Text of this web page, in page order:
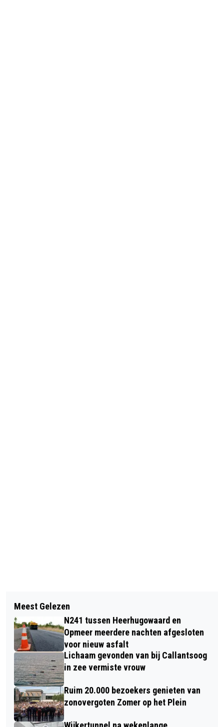
SUCCESVOLLE EDITIE PASAR KECIL
ALKMAAR 2024 EN START
CROWDFUNDING VOOR INDIË-
MONUMENT
NAAST OLYMPISCH KAMPIOEN
JOSHUA CHEPTEGEI OOK STERK
NATIONAAL VELD AAN DE START VAN
NN DAM TOT DAMLOOP
Meest Gelezen
N241 tussen Heerhugowaard en
Opmeer meerdere nachten afgesloten
voor nieuw asfalt
Lichaam gevonden van bij Callantsoog
in zee vermiste vrouw
Ruim 20.000 bezoekers genieten van
zonovergoten Zomer op het Plein